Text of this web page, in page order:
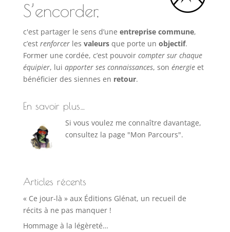
S’encorder,
c'est partager le sens d’une entreprise commune,
c’est renforcerles valeursque porte un objectif.
Former une cordée, c’est pouvoircompter sur chaque
équipier, lui apporter ses connaissances, son énergieet
bénéficier des siennes en retour.
En savoir plus…
Si vous voulez me connaître davantage,
consultez la page "Mon Parcours".
Articles récents
« Ce jour-là » aux Éditions Glénat, un recueil de
récits à ne pas manquer !
Hommage à la légèreté…